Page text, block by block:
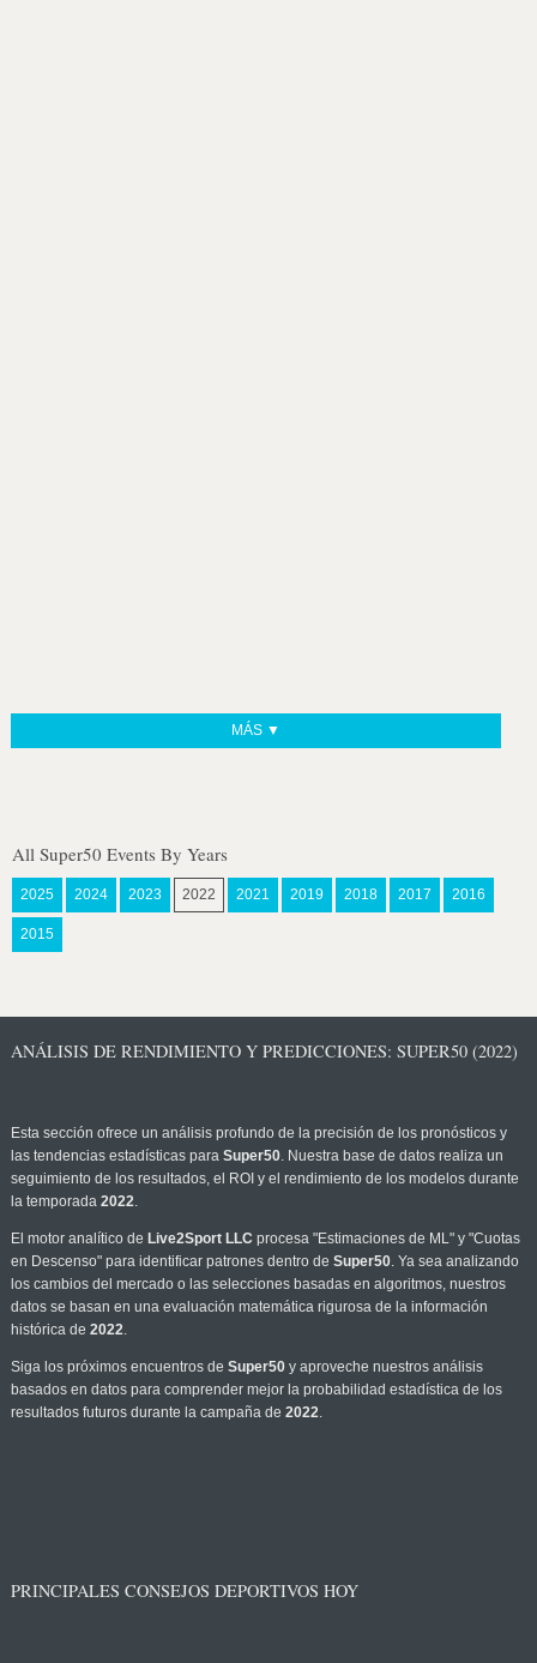
MÁS ▼
All Super50 Events By Years
2025 2024 2023 2022 2021 2019 2018 2017 2016
2015
ANÁLISIS DE RENDIMIENTO Y PREDICCIONES: SUPER50 (2022)
Esta sección ofrece un análisis profundo de la precisión de los pronósticos y
las tendencias estadísticas para Super50. Nuestra base de datos realiza un
seguimiento de los resultados, el ROI y el rendimiento de los modelos durante
la temporada 2022.
El motor analítico de Live2Sport LLC procesa "Estimaciones de ML" y "Cuotas
en Descenso" para identificar patrones dentro de Super50. Ya sea analizando
los cambios del mercado o las selecciones basadas en algoritmos, nuestros
datos se basan en una evaluación matemática rigurosa de la información
histórica de 2022.
Siga los próximos encuentros de Super50y aproveche nuestros análisis
basados en datos para comprender mejor la probabilidad estadística de los
resultados futuros durante la campaña de 2022.
PRINCIPALES CONSEJOS DEPORTIVOS HOY